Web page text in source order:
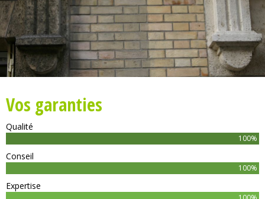
Vos garanties
Qualité
100%
Conseil
100%
Expertise